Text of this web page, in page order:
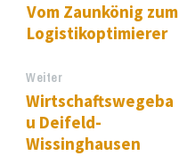
Vom Zaunkönig zum
Logistikoptimierer
Weiter
Wirtschaftswegeba
u Deifeld-
Wissinghausen